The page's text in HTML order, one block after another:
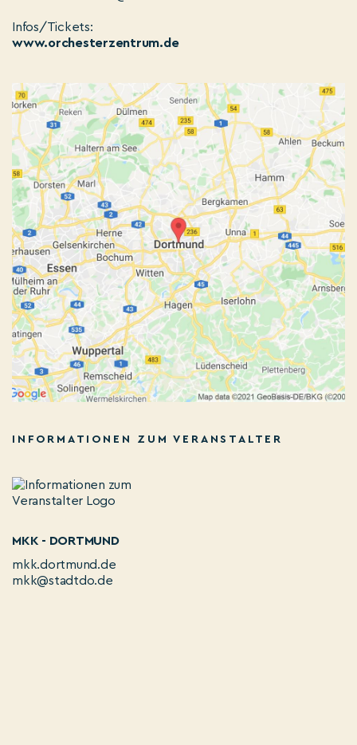
Infos/Tickets:
www.orchesterzentrum.de
INFORMATIONEN ZUM VERANSTALTER
MKK - DORTMUND
mkk.dortmund.de
mkk@stadtdo.de